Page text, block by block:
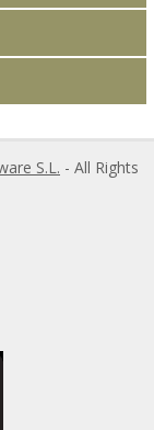
S.L. - All Rights